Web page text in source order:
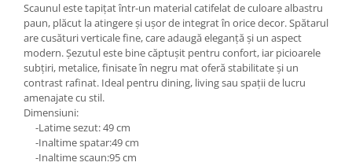
Scaunul este tapițat într-un material catifelat de culoare albastru
paun, plăcut la atingere și ușor de integrat în orice decor. Spătarul
are cusături verticale fine, care adaugă eleganță și un aspect
modern. Șezutul este bine căptușit pentru confort, iar picioarele
subțiri, metalice, finisate în negru mat oferă stabilitate și un
contrast rafinat. Ideal pentru dining, living sau spații de lucru
amenajate cu stil.
Dimensiuni:
-Latime sezut: 49 cm
-Inaltime spatar:49 cm
-Inaltime scaun:95 cm